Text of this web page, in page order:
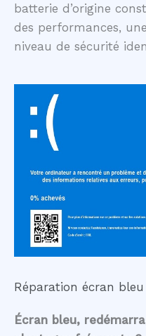
batterie d’origine
des performances,
niveau de sécurité
Réparation écran bleu
Écran bleu,